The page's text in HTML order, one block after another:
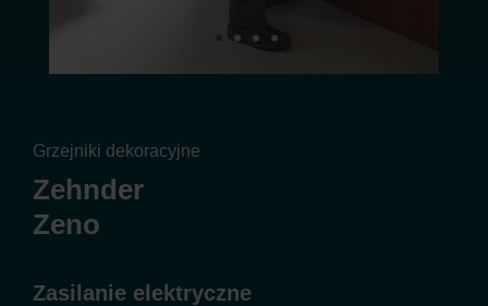
Grzejniki dekoracyjne
Zehnder
Zeno
Zasilanie elektryczne